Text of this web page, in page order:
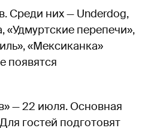
Среди них — Underdog,
«Удмуртские перепечи»,
«Мексиканка»
появятся
— 22 июля. Основная
гостей подготовят